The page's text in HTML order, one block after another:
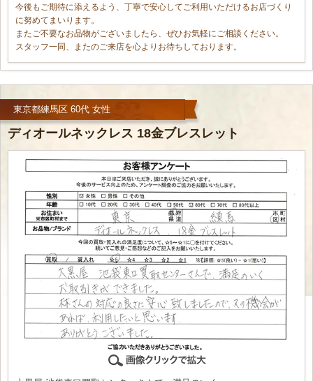
今後もご期待に添えるよう、丁寧で安心してご利用いただけるお店づくり
に努めてまいります。
またご不要なお品物がございましたら、ぜひお気軽にご相談ください。
スタッフ一同、またのご来店を心よりお待ちしております。
東京都練馬区 60代 女性
ディオールネックレス 18金ブレスレット